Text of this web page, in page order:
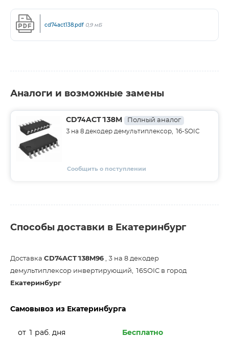
cd74act138.pdf 0,9 мБ
Аналоги и возможные замены
CD74ACT138M Полный аналог
3 на 8 декодер демультиплексор, 16-SOIC
Сообщить о поступлении
Способы доставки в Екатеринбург
Доставка CD74ACT138M96 , 3 на 8 декодер
демультиплексор инвертирующий, 16SOIC в город
Екатеринбург
Самовывоз из Екатеринбурга
от 1 раб. дня Бесплатно